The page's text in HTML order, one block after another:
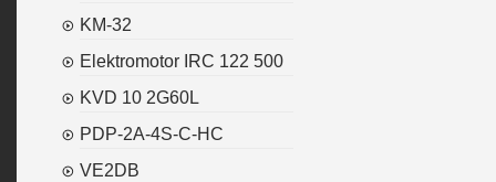
KM-32
Elektromotor IRC 122 500
KVD 10 2G60L
PDP-2A-4S-C-HC
VE2DB